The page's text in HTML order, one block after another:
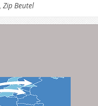
Zip Beutel